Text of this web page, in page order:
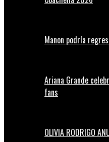
Manon podría
Ariana Grande
fans
OLIVIA RODRIGO